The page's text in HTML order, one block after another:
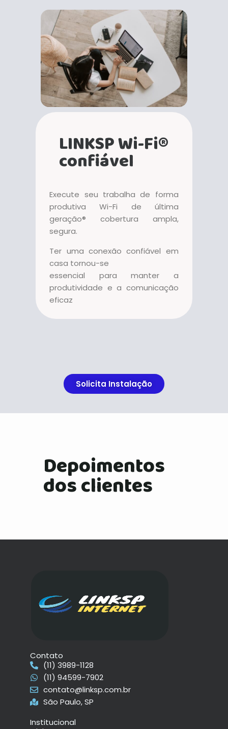
LINKSP Wi-Fi®
confiável
Execute seu trabalha de forma
produtiva Wi-Fi de última
geração® cobertura ampla,
segura.
Ter uma conexão confiável em
casa tornou-se
essencial para manter a
produtividade e a comunicação
eficaz
Solicita Instalação
Depoimentos
dos clientes
Contato
(11) 3989-1128
(11) 94599-7902
contato@linksp.com.br
São Paulo, SP
Institucional